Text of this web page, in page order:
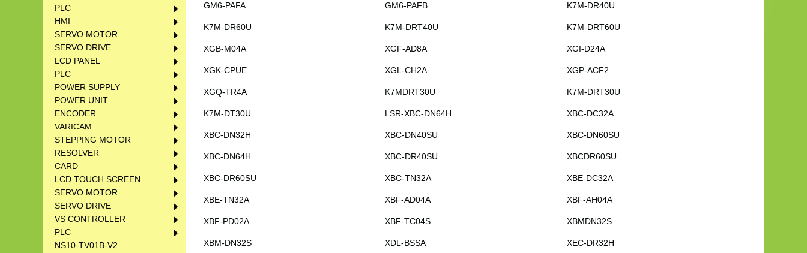
PLC
HMI
SERVO MOTOR
SERVO DRIVE
LCD PANEL
PLC
POWER SUPPLY
POWER UNIT
ENCODER
VARICAM
STEPPING MOTOR
RESOLVER
CARD
LCD TOUCH SCREEN
SERVO MOTOR
SERVO DRIVE
VS CONTROLLER
PLC
NS10-TV01B-V2
GM6-PAFA GM6-PAFB K7M-DR40U
K7M-DR60U K7M-DRT40U K7M-DRT60U
XGB-M04A XGF-AD8A XGI-D24A
XGK-CPUE XGL-CH2A XGP-ACF2
XGQ-TR4A K7MDRT30U K7M-DRT30U
K7M-DT30U LSR-XBC-DN64H XBC-DC32A
XBC-DN32H XBC-DN40SU XBC-DN60SU
XBC-DN64H XBC-DR40SU XBCDR60SU
XBC-DR60SU XBC-TN32A XBE-DC32A
XBE-TN32A XBF-AD04A XBF-AH04A
XBF-PD02A XBF-TC04S XBMDN32S
XBM-DN32S XDL-BSSA XEC-DR32H